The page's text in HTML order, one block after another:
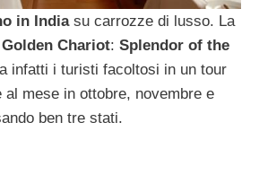
in Indiasu carrozze di lusso. La
Golden Chariot: Splendor of the
infatti i turisti facoltosi in un tour
al mese in ottobre, novembre e
ben tre stati.